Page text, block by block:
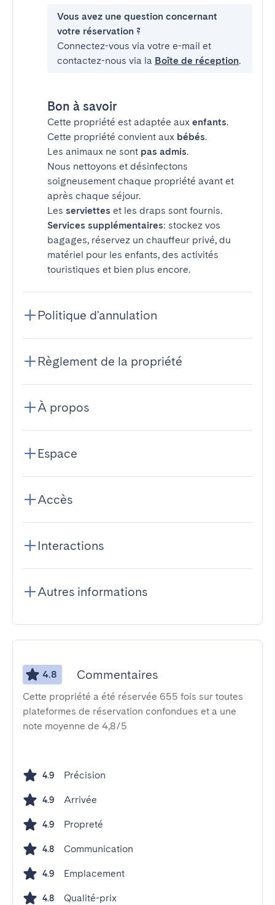
Vous avez une question concernant
votre réservation ?
Connectez-vous via votre e-mail et
contactez-nous via la Boîte de réception.
Bon à savoir
Cette propriété est adaptée aux enfants.
Cette propriété convient aux bébés.
Les animaux ne sont pas admis.
Nous nettoyons et désinfectons
soigneusement chaque propriété avant et
après chaque séjour.
Les serviettes et les draps sont fournis.
Services supplémentaires: stockez vos
bagages, réservez un chauffeur privé, du
matériel pour les enfants, des activités
touristiques et bien plus encore.
Politique d'annulation
Règlement de la propriété
À propos
Espace
Accès
Interactions
Autres informations
4.8 Commentaires
Cette propriété a été réservée 655 fois sur toutes
plateformes de réservation confondues et a une
note moyenne de 4,8/5
4.9 Précision
4.9 Arrivée
4.9 Propreté
4.8 Communication
4.9 Emplacement
4.8 Qualité-prix